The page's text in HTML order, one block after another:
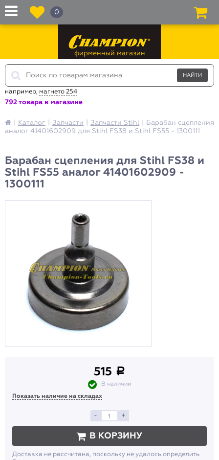
Каталог Запчасти Запчасти Stihl
Барабан сцепления
аналог 41401602909 для Stihl FS38 и Stihl FS55 - 1300111
Барабан сцепления для Stihl FS38 и
Stihl FS55 аналог 41401602909 -
1300111
515 a
В наличии
Показать наличие на складах
- +
В КОРЗИНУ
Доставка не рассчитана, поскольку не удалось определить
фирменный магазин
например, магнето 254
792 товара в магазине
0